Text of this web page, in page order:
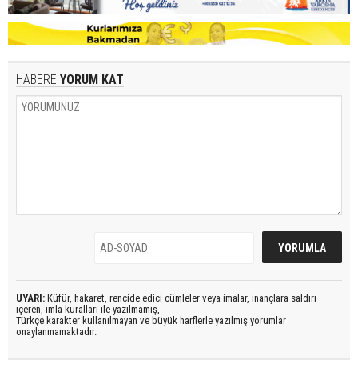
HABERE YORUM KAT
UYARI: Küfür, hakaret, rencide edici cümleler veya imalar, inançlara saldırı
içeren, imla kuralları ile yazılmamış,
Türkçe karakter kullanılmayan ve büyük harflerle yazılmış yorumlar
onaylanmamaktadır.